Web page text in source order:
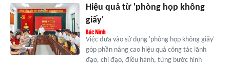
Hiệu quả từ 'phòng họp không
giấy'
Việc đưa vào sử dụng 'phòng họp không giấy'
góp phần nâng cao hiệu quả công tác lãnh
đạo, chỉ đạo, điều hành, từng bước hình